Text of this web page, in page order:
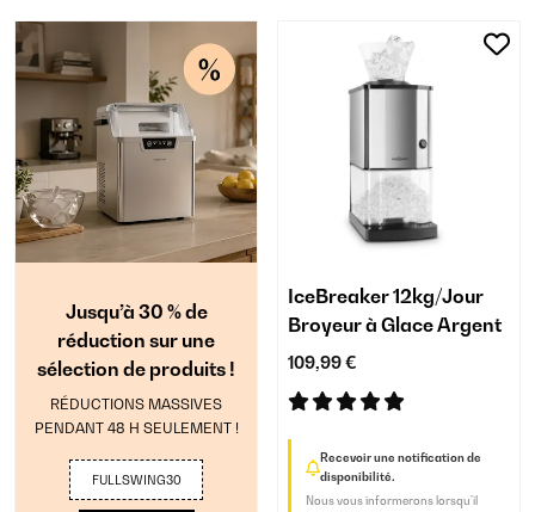
Jusqu’à 30 % de
réduction sur une
sélection de produits !
RÉDUCTIONS MASSIVES
PENDANT 48 H SEULEMENT !
FULLSWING30
IceBreaker 12kg/Jour
Broyeur à Glace Argent
109,99 €
Recevoir une notification de
disponibilité.
Nous vous informerons lorsqu’il